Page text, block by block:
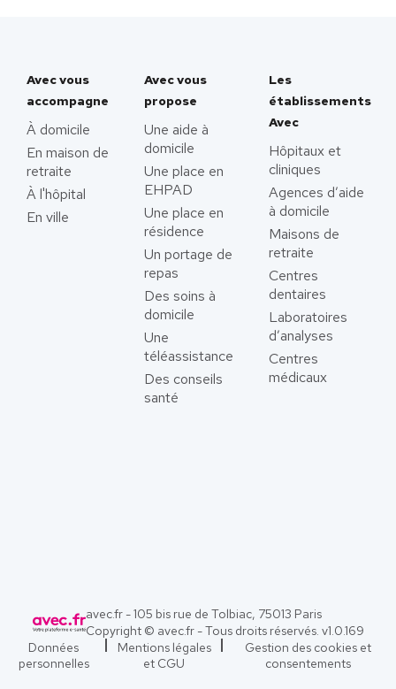
Avec vous
accompagne
À domicile
En maison de
retraite
À l'hôpital
En ville
Avec vous
propose
Une aide à
domicile
Une place en
EHPAD
Une place en
résidence
Un portage de
repas
Des soins à
domicile
Une
téléassistance
Des conseils
santé
Les
établissements
Avec
Hôpitaux et
cliniques
Agences d’aide
à domicile
Maisons de
retraite
Centres
dentaires
Laboratoires
d’analyses
Centres
médicaux
avec.fr - 105 bis rue de Tolbiac, 75013 Paris
Copyright © avec.fr - Tous droits réservés. v1.0.169
Données
personnelles
Mentions légales
et CGU
Gestion des cookies et
consentements